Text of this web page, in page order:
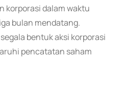
korporasi dalam waktu
bulan mendatang.
bentuk aksi korporasi
pencatatan saham